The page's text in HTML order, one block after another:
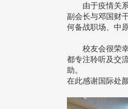
由于疫情关系
副会长与邓国财
何备战职场、中
校友会很荣幸
都专注聆听及交
助。
在此感谢国际处